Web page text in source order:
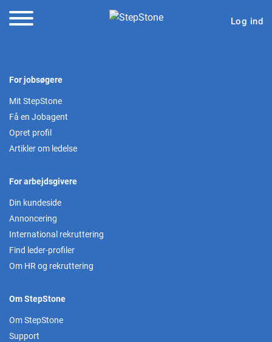
Log ind
For jobsøgere
Mit StepStone
Få en Jobagent
Opret profil
Artikler om ledelse
For arbejdsgivere
Din kundeside
Annoncering
International rekruttering
Find leder-profiler
Om HR og rekruttering
Om StepStone
Om StepStone
Support